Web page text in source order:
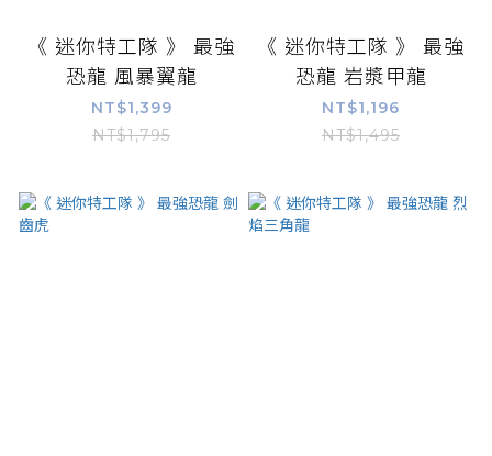
《 迷你特工隊 》 最強
恐龍 風暴翼龍
NT$1,399
NT$1,795
《 迷你特工隊 》 最強
恐龍 岩漿甲龍
NT$1,196
NT$1,495